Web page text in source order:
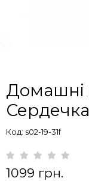
Домашні
Код: s02-19-31f
1099 грн.